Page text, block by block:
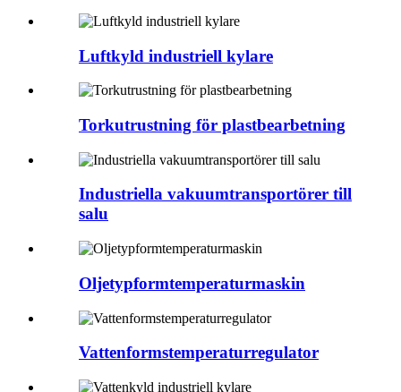
Luftkyld industriell kylare
Torkutrustning för plastbearbetning
Industriella vakuumtransportörer till
salu
Oljetypformtemperaturmaskin
Vattenformstemperaturregulator